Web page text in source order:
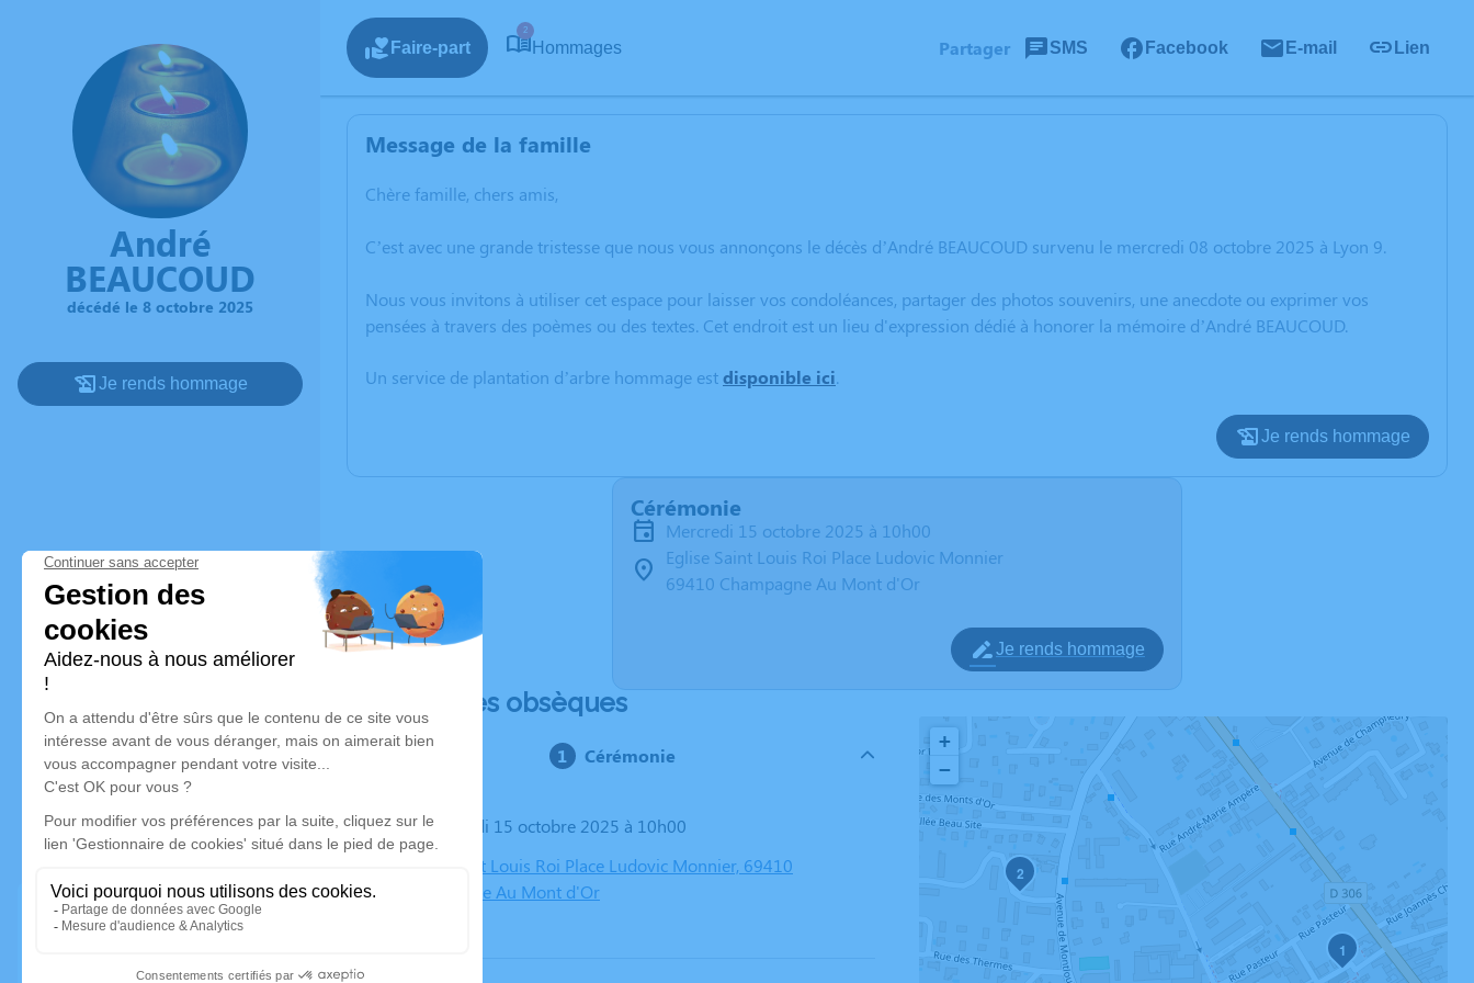
André
BEAUCOUD
décédé le 8 octobre 2025
Je rends hommage
Faire-part
2
Hommages Partager SMS Facebook E-mail Lien
Message de la famille
Chère famille, chers amis,
C’est avec une grande tristesse que nous vous annonçons le décès d’André BEAUCOUD survenu le mercredi 08 octobre 2025 à Lyon 9.
Nous vous invitons à utiliser cet espace pour laisser vos condoléances, partager des photos souvenirs, une anecdote ou exprimer vos
pensées à travers des poèmes ou des textes. Cet endroit est un lieu d'expression dédié à honorer la mémoire d’André BEAUCOUD.
Un service de plantation d’arbre hommage estdisponible ici.
Je rends hommage
Cérémonie
mercredi 15 octobre 2025 à 10h00
Eglise Saint Louis Roi Place Ludovic Monnier
69410 Champagne Au Mont d'Or
Je rends hommage
Déroulé des obsèques
Cérémonie
Le mercredi 15 octobre 2025 à 10h00
Eglise Saint Louis Roi Place Ludovic Monnier, 69410
Champagne Au Mont d'Or
1
2
+
−